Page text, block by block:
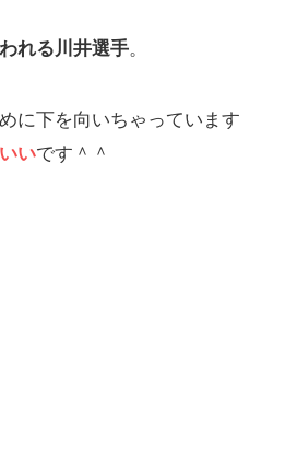
れる川井選手。
に下を向いちゃっています
いです＾＾